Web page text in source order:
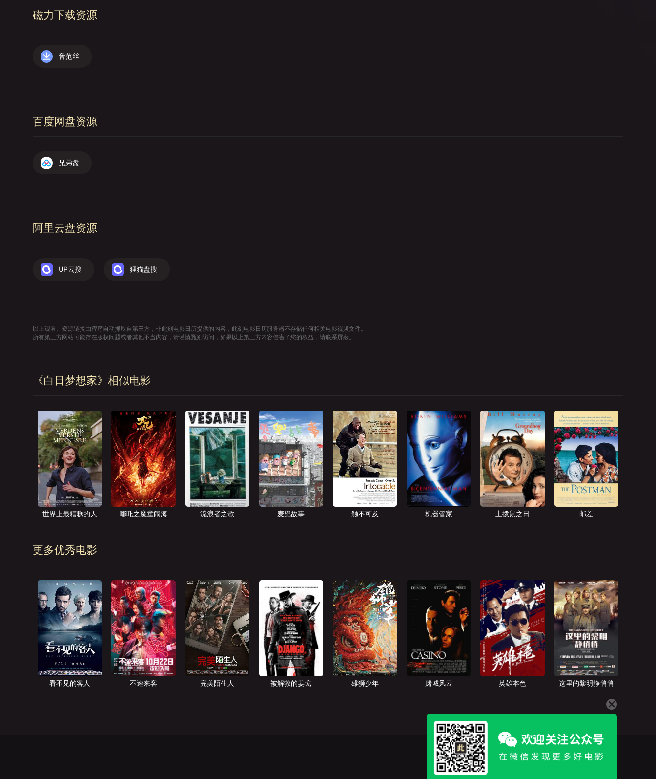
磁力下载资源
音范丝
百度网盘资源
兄弟盘
阿里云盘资源
UP云搜 狸猫盘搜
以上观看、资源链接由程序自动抓取自第三方，非此刻电影日历提供的内容，此刻电影日历服务器不存储任何相关电影视频文件。
所有第三方网站可能存在版权问题或者其他不当内容，请谨慎甄别访问，如果以上第三方内容侵害了您的权益，请联系屏蔽。
《白日梦想家》相似电影
世界上最糟糕的人 哪吒之魔童闹海 流浪者之歌 麦兜故事 触不可及 机器管家 土拨鼠之日 邮差
更多优秀电影
看不见的客人 不速来客 完美陌生人 被解救的姜戈 雄狮少年 赌城风云 英雄本色 这里的黎明静悄悄